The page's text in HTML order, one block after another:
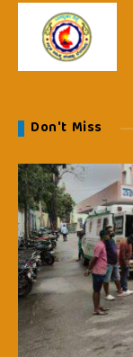
Don't Miss